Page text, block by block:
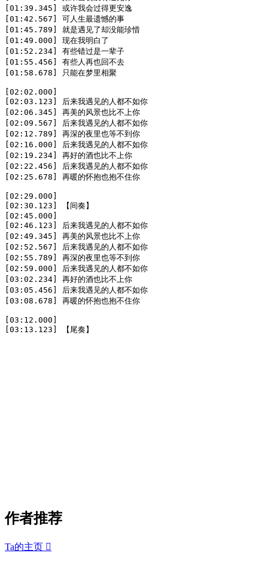
[01:39.345] 或许我会过得更安逸
[01:42.567] 可人生最遗憾的事
[01:45.789] 就是遇见了却没能珍惜
[01:49.000] 现在我明白了
[01:52.234] 有些错过是一辈子
[01:55.456] 有些人再也回不去
[01:58.678] 只能在梦里相聚
[02:02.000]
[02:03.123] 后来我遇见的人都不如你
[02:06.345] 再美的风景也比不上你
[02:09.567] 后来我遇见的人都不如你
[02:12.789] 再深的夜里也等不到你
[02:16.000] 后来我遇见的人都不如你
[02:19.234] 再好的酒也比不上你
[02:22.456] 后来我遇见的人都不如你
[02:25.678] 再暖的怀抱也抱不住你
[02:29.000]
[02:30.123] 【间奏】
[02:45.000]
[02:46.123] 后来我遇见的人都不如你
[02:49.345] 再美的风景也比不上你
[02:52.567] 后来我遇见的人都不如你
[02:55.789] 再深的夜里也等不到你
[02:59.000] 后来我遇见的人都不如你
[03:02.234] 再好的酒也比不上你
[03:05.456] 后来我遇见的人都不如你
[03:08.678] 再暖的怀抱也抱不住你
[03:12.000]
[03:13.123] 【尾奏】
作者推荐
Ta的主页 